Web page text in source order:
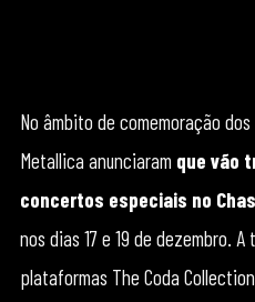
No âmbito de comemoração
Metallica anunciaram que vão
concertos especiais no
nos dias 17 e 19 de dezembro.
plataformas The Coda